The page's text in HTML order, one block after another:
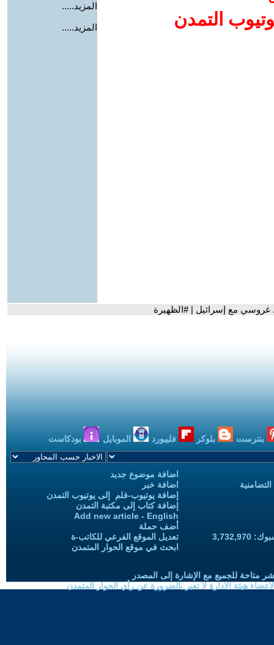
التمدن
المزيد.....
المزيد.....
غروسي مع إسرائيل | #الظهيرة
بنترست بلوكر فليبورد الموبايل بودكاست
اضافة موضوع جديد
اضافة خبر
إضافة يوتيوب-فلم إلى يوتيوب التمدن
إضافة كتاب إلى مكتبة التمدن
Add new article - English
أضف حملة
تعديل الموقع الفرعي للكاتب-ة
ابحث في موقع الحوار المتمدن
متاحة للجميع مع الإشارة إلى المصدر
هيئة الادارة لا تعبر بالضرورة عن رأي الحوار المتمدن